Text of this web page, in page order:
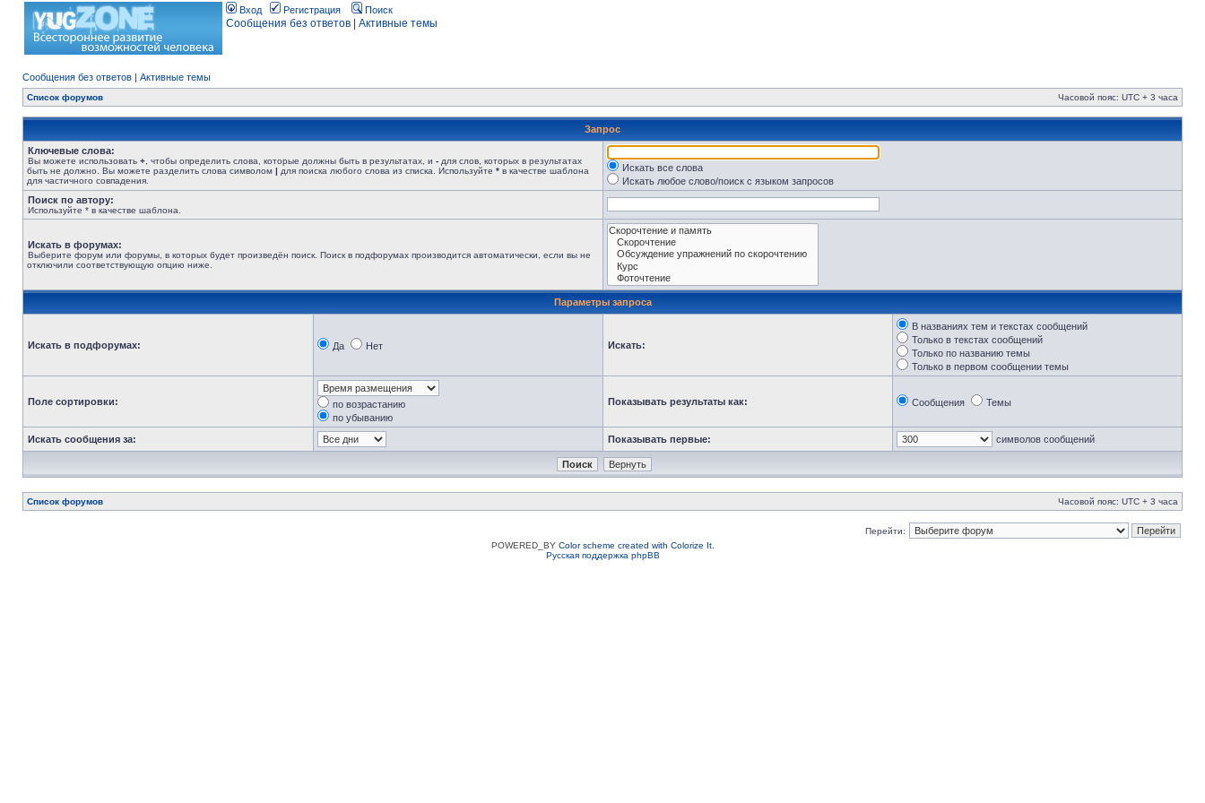
Вход Регистрация Поиск
Сообщения без ответов Активные темы
Сообщения без ответов | Активные темы
Список форумов Часовой пояс: UTC + 3 часа
Запрос
Ключевые слова:
Вы можете использовать + , чтобы определить слова, которые должны быть в результатах, и - для слов, которых в результатах
быть не должно. Вы можете разделить слова символом | для поиска любого слова из списка. Используйте * в качестве шаблона
для частичного совпадения.
Искать все слова
Искать любое слово/поиск с языком запросов
Поиск по автору:
Используйте * в качестве шаблона.
Искать в форумах:
Выберите форум или форумы, в которых будет произведён поиск. Поиск в подфорумах производится автоматически, если вы не
отключили соответствующую опцию ниже.
Параметры запроса
Искать в подфорумах: Да Нет Искать:
В названиях тем и текстах сообщений
Только в текстах сообщений
Только по названию темы
Только в первом сообщении темы
Поле сортировки:
по возрастанию
по убыванию
Показывать результаты как: Сообщения Темы
Искать сообщения за: Показывать первые: символов сообщений
Список форумов Часовой пояс: UTC + 3 часа
Перейти:
POWERED_BY Color scheme created with Colorize It.
Русская поддержка phpBB